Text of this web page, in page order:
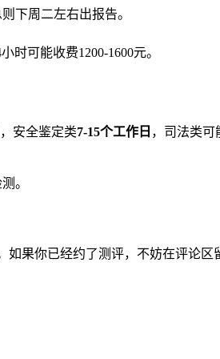
下周二左右出报告。
时可能收费1200-1600元。
安全鉴定类7-15个工作日 ，司法类可
。
果你已经约了测评，不妨在评论